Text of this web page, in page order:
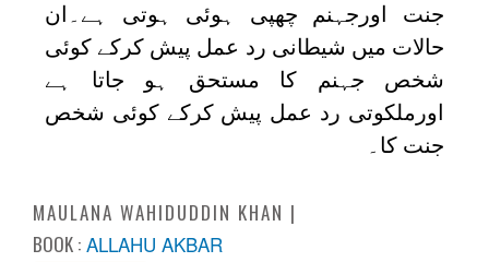
جنت اورجہنم چھپی ہوئی ہوتی ہے۔ان
حالات میں شیطانی رد عمل پیش کرکے کوئی
شخص جہنم کا مستحق ہو جاتا ہے
اورملکوتی رد عمل پیش کرکے کوئی شخص
جنت کا۔
MAULANA WAHIDUDDIN KHAN
BOOK : ALLAHU AKBAR